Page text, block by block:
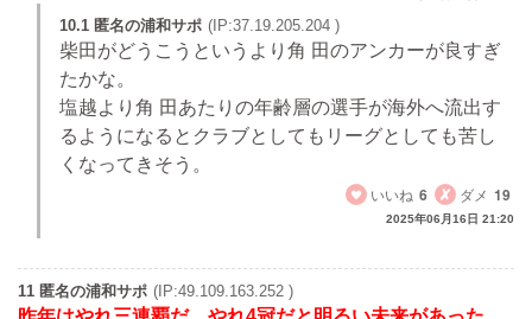
10.1 匿名の浦和サポ (IP:37.19.205.204 )
柴田がどうこうというより角 田のアンカーが良すぎ
たかな。
塩越より角 田あたりの年齢層の選手が海外へ流出す
るようになるとクラブとしてもリーグとしても苦し
くなってきそう。
いいね 6 ダメ 19
2025年06月16日 21:20
11 匿名の浦和サポ (IP:49.109.163.252 )